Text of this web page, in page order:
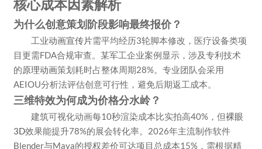
核心成本因素解析
为什么创意策划阶段影响最终报价？
工业动画宣传片需平均经历3轮脚本修改，医疗设备类项
目更需FDA合规审查。某军工企业案例显示，涉及专利技术
的原理动画策划耗时占整体周期28%。专业团队会采用
AEIOU分析法评估创意可行性，避免后期返工成本。
三维特效为何成为价格分水岭？
建筑可视化动画每10秒渲染成本比实拍高40%，但裸眼
3D效果能提升78%的展会转化率。2026年主流制作软件
Blender与Maya的授权差价可达项目总成本15%，需根据精